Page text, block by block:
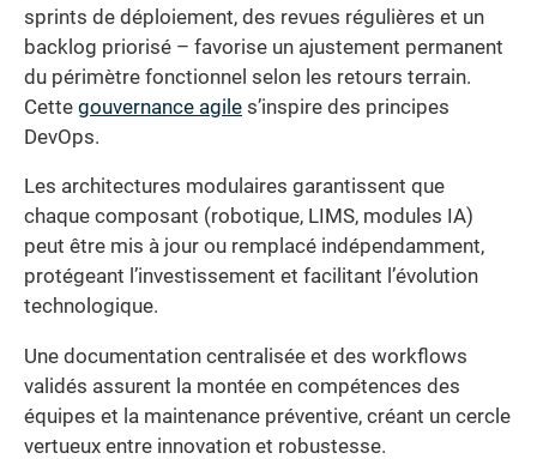
sprints de déploiement, des revues régulières et un
backlog priorisé – favorise un ajustement permanent
du périmètre fonctionnel selon les retours terrain.
Cette gouvernance agile s’inspire des principes
DevOps.
Les architectures modulaires garantissent que
chaque composant (robotique, LIMS, modules IA)
peut être mis à jour ou remplacé indépendamment,
protégeant l’investissement et facilitant l’évolution
technologique.
Une documentation centralisée et des workflows
validés assurent la montée en compétences des
équipes et la maintenance préventive, créant un cercle
vertueux entre innovation et robustesse.